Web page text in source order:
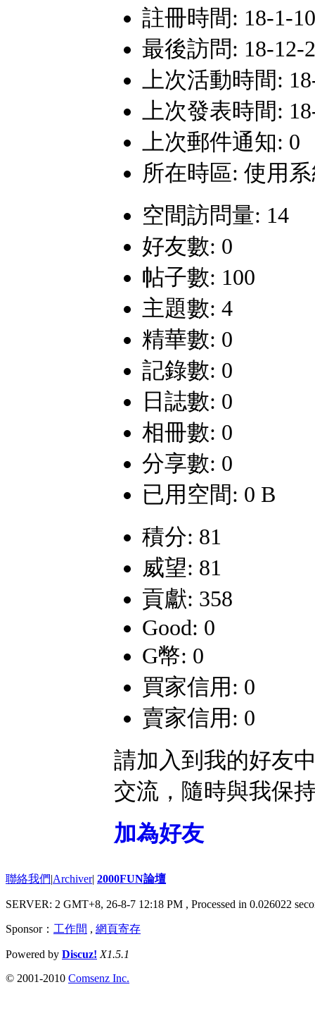
註冊時間: 18-1-
最後訪問: 18-12-
上次活動時間:
上次發表時間:
上次郵件通知: 0
所在時區: 使用
空間訪問量: 14
好友數: 0
帖子數: 100
主題數: 4
精華數: 0
記錄數: 0
日誌數: 0
相冊數: 0
分享數: 0
已用空間: 0 B
積分: 81
威望: 81
貢獻: 358
Good: 0
G幣: 0
買家信用: 0
賣家信用: 0
請加入到我的好友
交流，隨時與我保
加為好友
聯絡我們|Archiver| 2000FUN論壇
SERVER: 2 GMT+8, 26-8-7 12:18 PM , Processed in 0.026022
Sponsor： 工作間 , 網頁寄存
Powered by Discuz! X1.5.1
© 2001-2010 Comsenz Inc.